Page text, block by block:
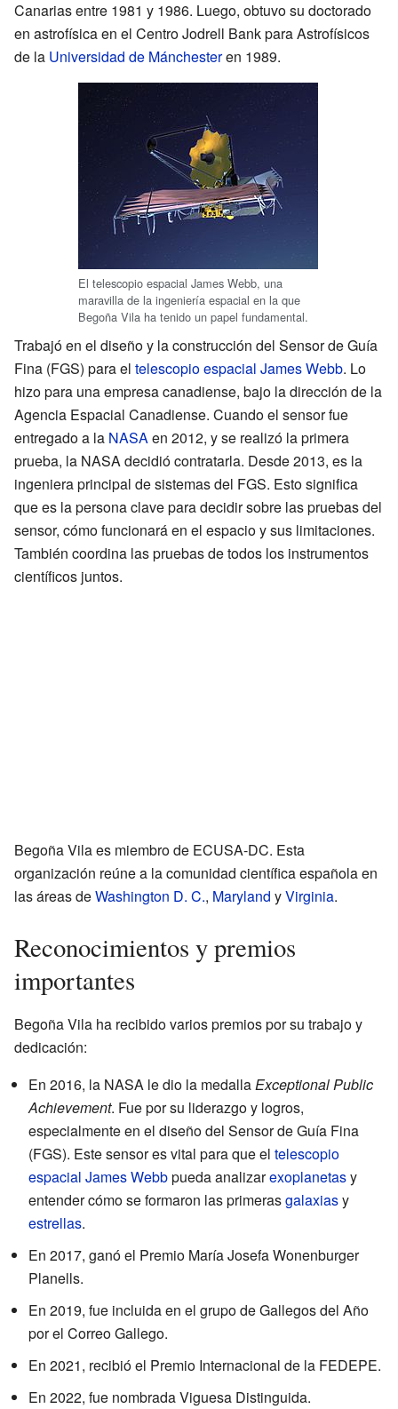
Canarias entre 1981 y 1986. Luego, obtuvo su doctorado
en astrofísica en el Centro Jodrell Bank para Astrofísicos
de la Universidad de Mánchesteren 1989.
El telescopio espacial James Webb, una
maravilla de la ingeniería espacial en la que
Begoña Vila ha tenido un papel fundamental.
Trabajó en el diseño y la construcción del Sensor de Guía
Fina (FGS) para el telescopio espacial James Webb. Lo
hizo para una empresa canadiense, bajo la dirección de la
Agencia Espacial Canadiense. Cuando el sensor fue
entregado a la NASAen 2012, y se realizó la primera
prueba, la NASA decidió contratarla. Desde 2013, es la
ingeniera principal de sistemas del FGS. Esto significa
que es la persona clave para decidir sobre las pruebas del
sensor, cómo funcionará en el espacio y sus limitaciones.
También coordina las pruebas de todos los instrumentos
científicos juntos.
Begoña Vila es miembro de ECUSA-DC. Esta
organización reúne a la comunidad científica española en
las áreas deWashington D. C., Maryland yVirginia.
Reconocimientos y premios
importantes
Begoña Vila ha recibido varios premios por su trabajo y
dedicación:
En 2016, la NASA le dio la medallaExceptional Public
Achievement. Fue por su liderazgo y logros,
especialmente en el diseño del Sensor de Guía Fina
(FGS). Este sensor es vital para que el telescopio
espacial James Webbpueda analizarexoplanetasy
entender cómo se formaron las primerasgalaxiasy
estrellas.
En 2017, ganó el Premio María Josefa Wonenburger
Planells.
En 2019, fue incluida en el grupo de Gallegos del Año
por el Correo Gallego.
En 2021, recibió el Premio Internacional de la FEDEPE.
En 2022, fue nombrada Viguesa Distinguida.